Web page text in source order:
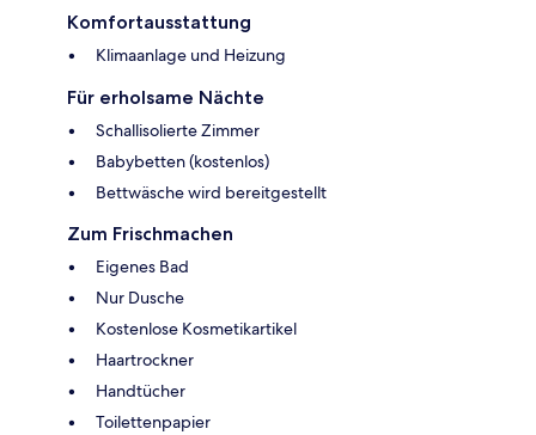
Komfortausstattung
Klimaanlage und Heizung
Für erholsame Nächte
Schallisolierte Zimmer
Babybetten (kostenlos)
Bettwäsche wird bereitgestellt
Zum Frischmachen
Eigenes Bad
Nur Dusche
Kostenlose Kosmetikartikel
Haartrockner
Handtücher
Toilettenpapier